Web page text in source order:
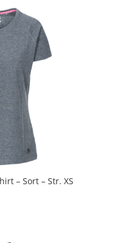
– Sort – Str. XS